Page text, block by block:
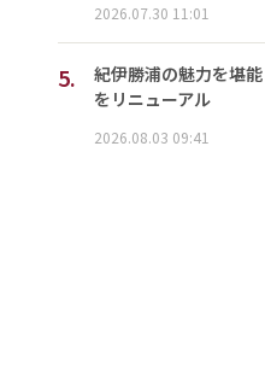
2026.07.30 11:01
5.
紀伊勝浦の魅力を堪
をリニューアル
2026.08.03 09:41